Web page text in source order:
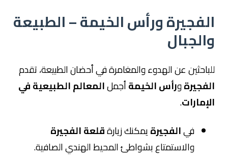
الفجيرة ورأس الخيمة – الطبيعة
والجبال
للباحثين عن الهدوء والمغامرة في أحضان الطبيعة، تقدم
الفجيرةورأس الخيمةأجملالمعالم الطبيعية في
الإمارات.
فيالفجيرةيمكنك زيارةقلعة الفجيرة
والاستمتاع بشواطئ المحيط الهندي الصافية.